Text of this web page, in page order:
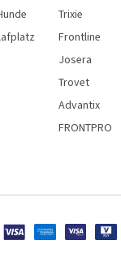
Trixie
Frontline
Josera
Trovet
Advantix
FRONTPRO